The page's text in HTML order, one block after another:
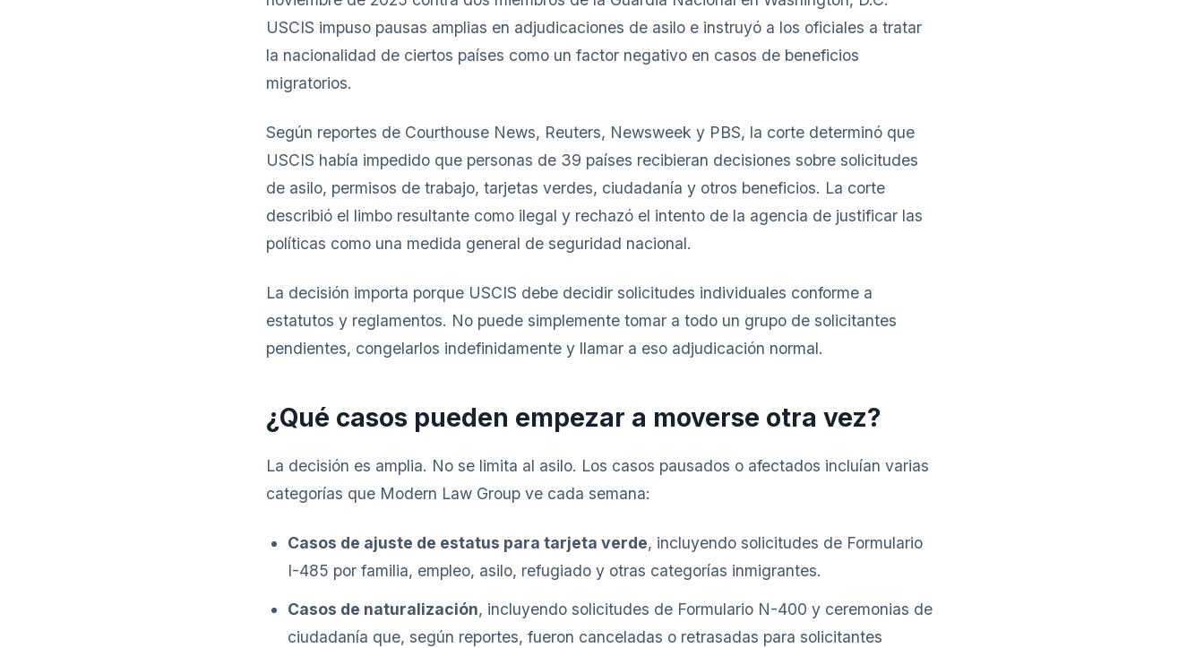
USCIS impuso pausas amplias en adjudicaciones de asilo e instruyó a los oficiales a tratar
la nacionalidad de ciertos países como un factor negativo en casos de beneficios
migratorios.
Según reportes de Courthouse News, Reuters, Newsweek y PBS, la corte determinó que
USCIS había impedido que personas de 39 países recibieran decisiones sobre solicitudes
de asilo, permisos de trabajo, tarjetas verdes, ciudadanía y otros beneficios. La corte
describió el limbo resultante como ilegal y rechazó el intento de la agencia de justificar las
políticas como una medida general de seguridad nacional.
La decisión importa porque USCIS debe decidir solicitudes individuales conforme a
estatutos y reglamentos. No puede simplemente tomar a todo un grupo de solicitantes
pendientes, congelarlos indefinidamente y llamar a eso adjudicación normal.
¿Qué casos pueden empezar a moverse otra vez?
La decisión es amplia. No se limita al asilo. Los casos pausados o afectados incluían varias
categorías que Modern Law Group ve cada semana:
Casos de ajuste de estatus para tarjeta verde, incluyendo solicitudes de Formulario
I-485 por familia, empleo, asilo, refugiado y otras categorías inmigrantes.
Casos de naturalización, incluyendo solicitudes de Formulario N-400 y ceremonias de
ciudadanía que, según reportes, fueron canceladas o retrasadas para solicitantes